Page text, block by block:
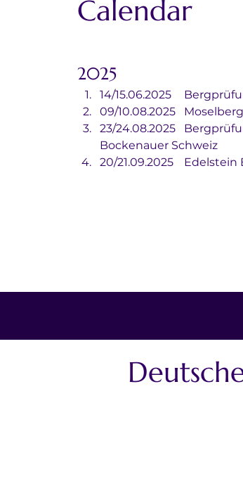
Calendar
2025
14/
09/
23/24.08.2025	Bergprüfung Bockenauer Schweiz – MSC
Bockenauer Schweiz
20/